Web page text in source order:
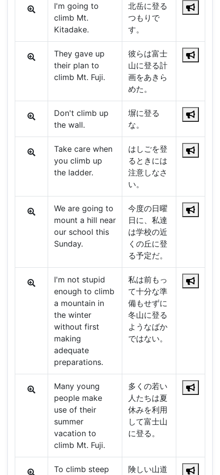
I'm going to
climb Mt.
Kitadake.
北岳に登る
つもりで
す。
They gave up
their plan to
climb Mt. Fuji.
彼らは富士
山に登る計
画をあきら
めた。
Don't climb up
the wall.
塀に登る
な。
Take care when
you climb up
the ladder.
はしごを登
るときには
注意しなさ
い。
We are going to
mount a hill near
our school this
Sunday.
今度の日曜
日に、私達
は学校の近
くの丘に登
る予定だ。
I'm not stupid
enough to climb
a mountain in
the winter
without first
making
adequate
preparations.
私は前もっ
て十分な準
備もせずに
冬山に登る
ようなばか
ではない。
Many young
people make
use of their
summer
vacation to
climb Mt. Fuji.
多くの若い
人たちは夏
休みを利用
して富士山
に登る。
To climb steep
険しい山道